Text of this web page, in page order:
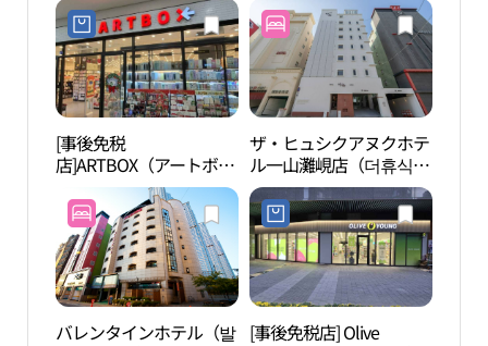
이점)
サン（一山）店(라이프
워크 메가스토어 일산점)
[事後免税
店]ARTBOX（アートボッ
クス）・タンヒョン（炭
峴）店(아트박스 탄현점)
ザ・ヒュシクアヌクホテ
ル一山灘峴店（더휴식
아늑호텔 일산탄현점）
バレンタインホテル（발 [事後免税店] Olive